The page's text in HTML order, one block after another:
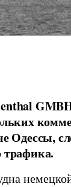
Одессы,
трафика.